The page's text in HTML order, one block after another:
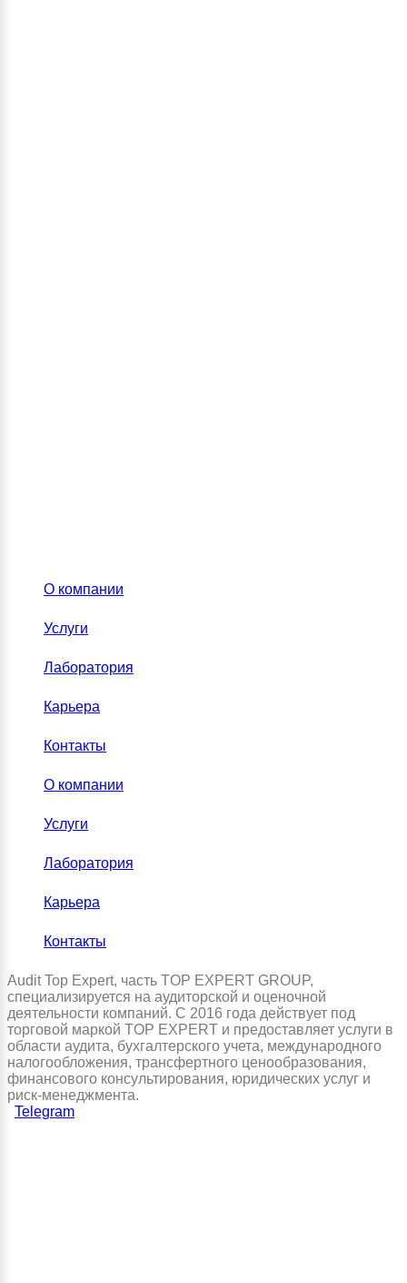
О компании
Услуги
Лаборатория
Карьера
Контакты
О компании
Услуги
Лаборатория
Карьера
Контакты
Audit Top Expert, часть TOP EXPERT GROUP,
специализируется на аудиторской и оценочной
деятельности компаний. С 2016 года действует под
торговой маркой TOP EXPERT и предоставляет услуги в
области аудита, бухгалтерского учета, международного
налогообложения, трансфертного ценообразования,
финансового консультирования, юридических услуг и
риск-менеджмента.
Telegram